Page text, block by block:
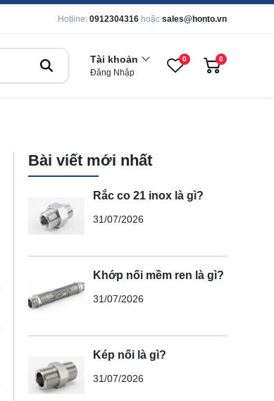
Hotline: 0912304316 hoặc sales@honto.vn
Tài khoản
Đăng Nhập
0 0
Bài viết mới nhất
Rắc co 21 inox là gì?
31/07/2026
Khớp nối mềm ren là gì?
31/07/2026
Kép nối là gì?
31/07/2026